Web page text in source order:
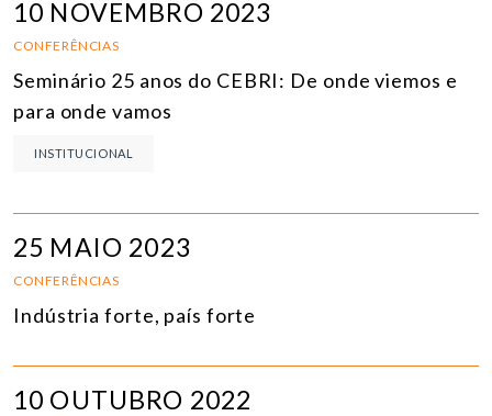
10 NOVEMBRO 2023
CONFERÊNCIAS
Seminário 25 anos do CEBRI: De onde viemos e
para onde vamos
INSTITUCIONAL
25 MAIO 2023
CONFERÊNCIAS
Indústria forte, país forte
10 OUTUBRO 2022